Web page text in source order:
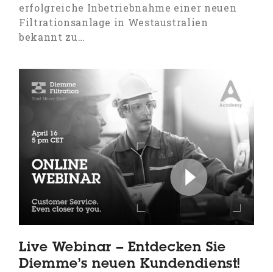
erfolgreiche Inbetriebnahme einer neuen
Filtrationsanlage in Westaustralien
bekannt zu…
Live Webinar – Entdecken Sie
Diemme’s neuen Kundendienst!